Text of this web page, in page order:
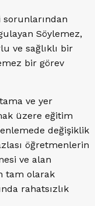
sorunlarından
Söylemez,
ve sağlıklı bir
bir görev
ve yer
üzere eğitim
değişiklik
öğretmenlerin
ve alan
tam olarak
rahatsızlık